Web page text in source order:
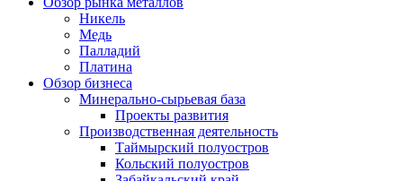
Никель
Медь
Палладий
Платина
Обзор бизнеса
Минерально-сырьевая база
Проекты развития
Производственная деятельность
Таймырский полуостров
Кольский полуостров